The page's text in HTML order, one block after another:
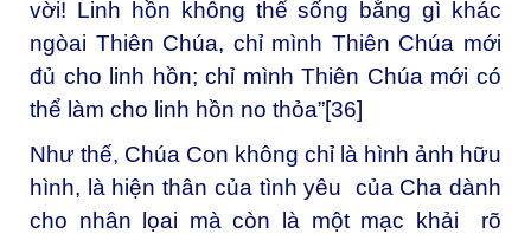
vời! Linh hồn không thể sống bằng gì khác
ngòai Thiên Chúa, chỉ mình Thiên Chúa mới
đủ cho linh hồn; chỉ mình Thiên Chúa mới có
thể làm cho linh hồn no thỏa”[36]
Như thế, Chúa Con không chỉ là hình ảnh hữu
hình, là hiện thân của tình yêu của Cha dành
cho nhân lọai mà còn là một mạc khải rõ